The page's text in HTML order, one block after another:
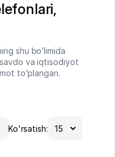
shu bo’limida
va iqtisodiyot
to’plangan.
Ko'rsatish: